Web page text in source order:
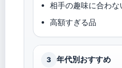
相手の趣味に合わな
高額すぎる品
3 年代別おすすめ